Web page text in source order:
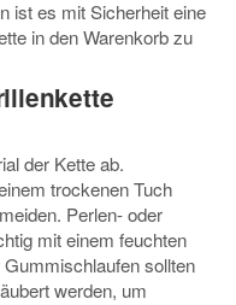
ist es mit Sicherheit eine
in den Warenkorb zu
der Kette ab.
trockenen Tuch
Perlen- oder
mit einem feuchten
sollten
werden, um